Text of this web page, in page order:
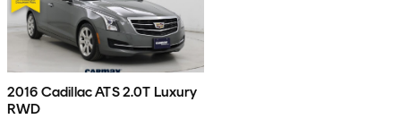
2016 Cadillac ATS 2.0T Luxury
RWD